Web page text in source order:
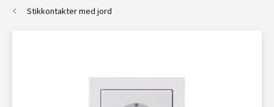
Stikkontakter med jord